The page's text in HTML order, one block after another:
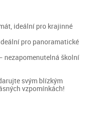
ideální pro krajinné
pro panoramatické
nezapomenutelná školní
svým blízkým
vzpomínkách!